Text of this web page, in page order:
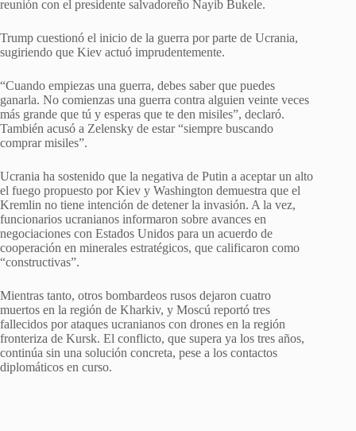
reunión con el presidente salvadoreño Nayib Bukele.
Trump cuestionó el inicio de la guerra por parte de Ucrania,
sugiriendo que Kiev actuó imprudentemente.
“Cuando empiezas una guerra, debes saber que puedes
ganarla. No comienzas una guerra contra alguien veinte veces
más grande que tú y esperas que te den misiles”, declaró.
También acusó a Zelensky de estar “siempre buscando
comprar misiles”.
Ucrania ha sostenido que la negativa de Putin a aceptar un alto
el fuego propuesto por Kiev y Washington demuestra que el
Kremlin no tiene intención de detener la invasión. A la vez,
funcionarios ucranianos informaron sobre avances en
negociaciones con Estados Unidos para un acuerdo de
cooperación en minerales estratégicos, que calificaron como
“constructivas”.
Mientras tanto, otros bombardeos rusos dejaron cuatro
muertos en la región de Kharkiv, y Moscú reportó tres
fallecidos por ataques ucranianos con drones en la región
fronteriza de Kursk. El conflicto, que supera ya los tres años,
continúa sin una solución concreta, pese a los contactos
diplomáticos en curso.